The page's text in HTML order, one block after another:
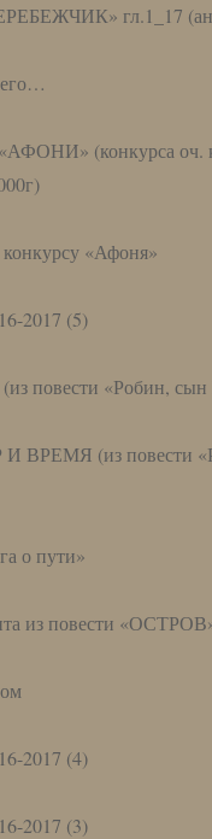
гл.1_17
(конкурса оч.
«Афоня»
2017 (5)
повести «Робин, сын
ВРЕМЯ (из повести
о пути»
из повести
2017 (4)
2017 (3)